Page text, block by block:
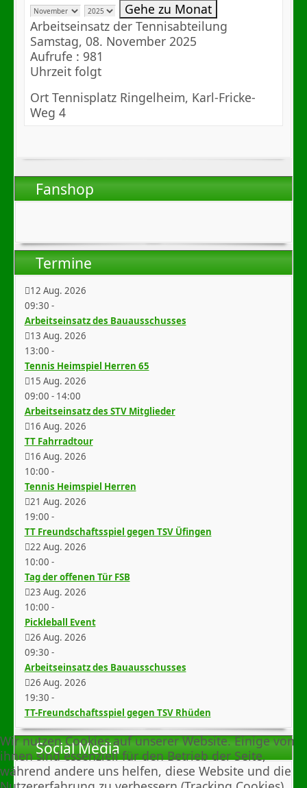
Fanshop
Termine
12 Aug. 2026
09:30 -
Arbeitseinsatz des Bauausschusses
13 Aug. 2026
13:00 -
Tennis Heimspiel Herren 65
15 Aug. 2026
09:00 - 14:00
Arbeitseinsatz des STV Mitglieder
16 Aug. 2026
TT Fahrradtour
16 Aug. 2026
10:00 -
Tennis Heimspiel Herren
21 Aug. 2026
19:00 -
TT Freundschaftsspiel gegen TSV Üfingen
22 Aug. 2026
10:00 -
Tag der offenen Tür FSB
23 Aug. 2026
10:00 -
Pickleball Event
26 Aug. 2026
09:30 -
Arbeitseinsatz des Bauausschusses
26 Aug. 2026
19:30 -
TT-Freundschaftsspiel gegen TSV Rhüden
Social Media
Gehe zu Monat
Arbeitseinsatz der Tennisabteilung
Samstag, 08. November 2025
Aufrufe : 981
Uhrzeit folgt
Ort Tennisplatz Ringelheim, Karl-Fricke-
Weg 4
Wir nutzen Cookies auf unserer Website. Einige von
ihnen sind essenziell für den Betrieb der Seite,
während andere uns helfen, diese Website und die